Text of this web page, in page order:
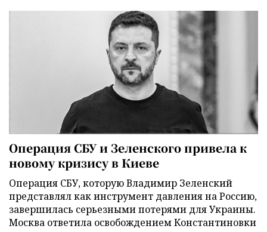
Операция СБУ и Зеленского привела к
новому кризису в Киеве
Операция СБУ, которую Владимир Зеленский
представлял как инструмент давления на Россию,
завершилась серьезными потерями для Украины.
Москва ответила освобождением Константиновки